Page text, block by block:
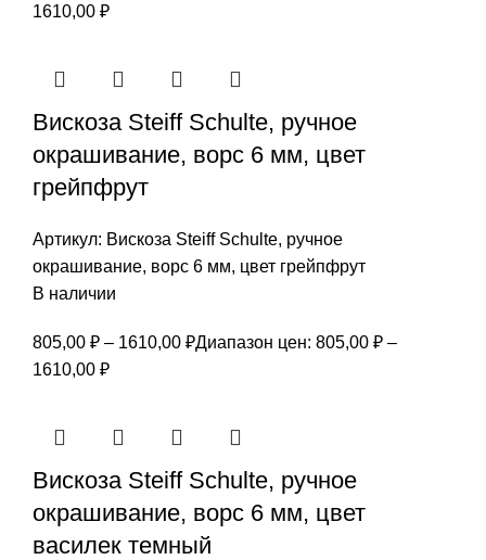
1610,00 ₽
Вискоза Steiff Schulte, ручное
окрашивание, ворс 6 мм, цвет
грейпфрут
Артикул: Вискоза Steiff Schulte, ручное
окрашивание, ворс 6 мм, цвет грейпфрут
В наличии
805,00 ₽ – 1610,00 ₽Диапазон цен: 805,00 ₽ –
1610,00 ₽
Вискоза Steiff Schulte, ручное
окрашивание, ворс 6 мм, цвет
василек темный